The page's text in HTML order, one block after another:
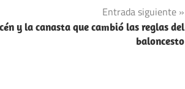
Entrada siguiente
y la canasta que cambió las reglas del
baloncesto